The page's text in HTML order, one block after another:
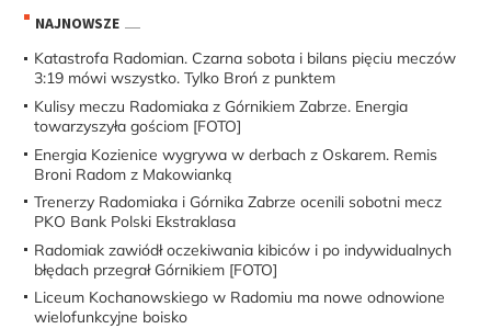
NAJNOWSZE
Katastrofa Radomian. Czarna sobota i bilans pięciu meczów
3:19 mówi wszystko. Tylko Broń z punktem
Kulisy meczu Radomiaka z Górnikiem Zabrze. Energia
towarzyszyła gościom [FOTO]
Energia Kozienice wygrywa w derbach z Oskarem. Remis
Broni Radom z Makowianką
Trenerzy Radomiaka i Górnika Zabrze ocenili sobotni mecz
PKO Bank Polski Ekstraklasa
Radomiak zawiódł oczekiwania kibiców i po indywidualnych
błędach przegrał Górnikiem [FOTO]
Liceum Kochanowskiego w Radomiu ma nowe odnowione
wielofunkcyjne boisko